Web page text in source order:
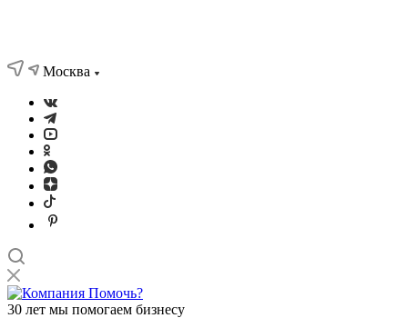
Москва
30 лет мы помогаем бизнесу